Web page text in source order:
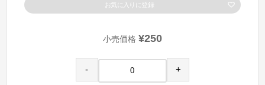
お気に入りに登録
小売価格 ¥250
- +